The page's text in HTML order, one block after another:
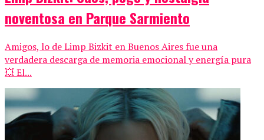
noventosa en Parque Sarmiento
Amigos, lo de Limp Bizkit en Buenos Aires fue una
verdadera descarga de memoria emocional y energía pura
💥 El...